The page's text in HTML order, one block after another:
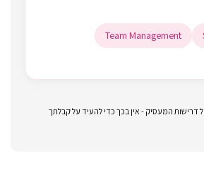
Team Management
דרישות המעסיק - אין בכך כדי להעיד על קבלתך